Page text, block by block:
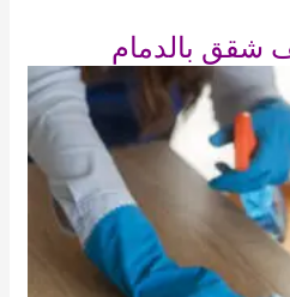
شقق بالدمام